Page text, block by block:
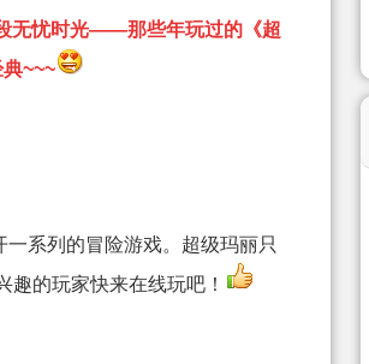
！无忧时光——那些年玩过的《超
~~~
系列的冒险游戏。超级玛丽只
的玩家快来在线玩吧！